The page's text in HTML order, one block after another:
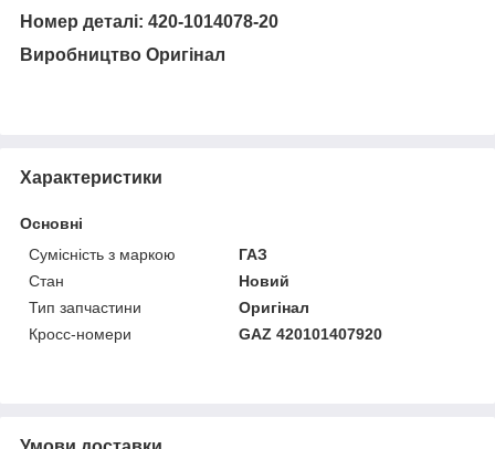
Номер деталі: 420-1014078-20
Виробництво Оригінал
Характеристики
Основні
Сумісність з маркою
ГАЗ
Стан
Новий
Тип запчастини
Оригінал
Кросс-номери
GAZ 420101407920